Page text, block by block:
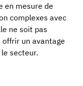
en mesure de
complexes avec
ne soit pas
un avantage
secteur.